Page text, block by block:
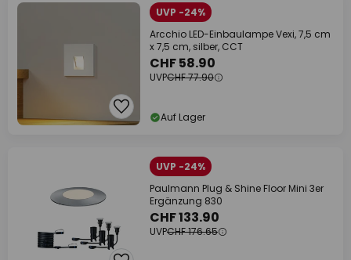
UVP -24%
Arcchio LED-Einbaulampe Vexi, 7,5 cm
x 7,5 cm, silber, CCT
CHF 58.90
UVPCHF 77.90
Auf Lager
UVP -24%
Paulmann Plug & Shine Floor Mini 3er
Ergänzung 830
CHF 133.90
UVPCHF 176.65